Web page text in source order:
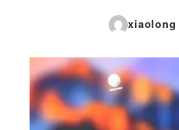
xiaolong